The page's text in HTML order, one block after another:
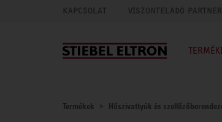
KAPCSOLAT VISZONTELADÓ
Termékek Hőszivattyúk és